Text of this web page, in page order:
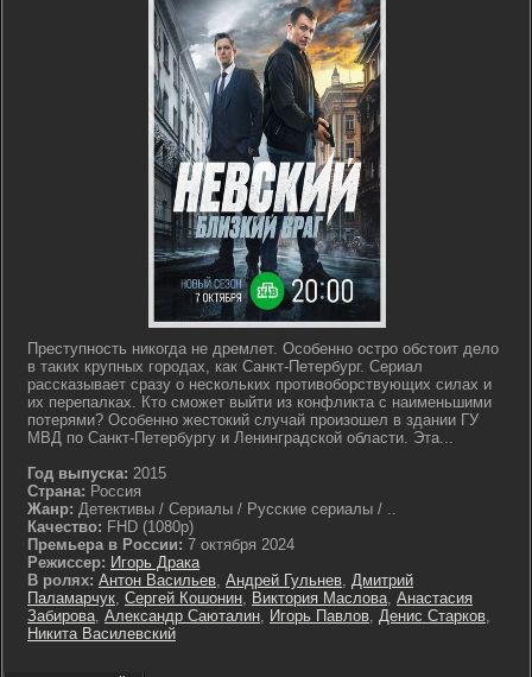
Преступность никогда не дремлет. Особенно остро обстоит дело
в таких крупных городах, как Санкт-Петербург. Сериал
рассказывает сразу о нескольких противоборствующих силах и
их перепалках. Кто сможет выйти из конфликта с наименьшими
потерями? Особенно жестокий случай произошел в здании ГУ
МВД по Санкт-Петербургу и Ленинградской области. Эта...
Год выпуска: 2015
Страна: Россия
Жанр: Детективы / Сериалы / Русские сериалы / ..
Качество: FHD (1080p)
Премьера в России: 7 октября 2024
Режиссер: Игорь Драка
В ролях: Антон Васильев, Андрей Гульнев, Дмитрий
Паламарчук, Сергей Кошонин, Виктория Маслова, Анастасия
Забирова, Александр Саюталин, Игорь Павлов, Денис Старков,
Никита Василевский